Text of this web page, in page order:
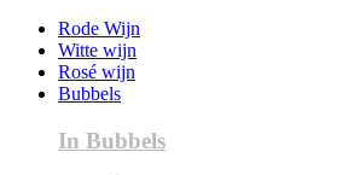
Rode Wijn
Witte wijn
Rosé wijn
Bubbels
In Bubbels